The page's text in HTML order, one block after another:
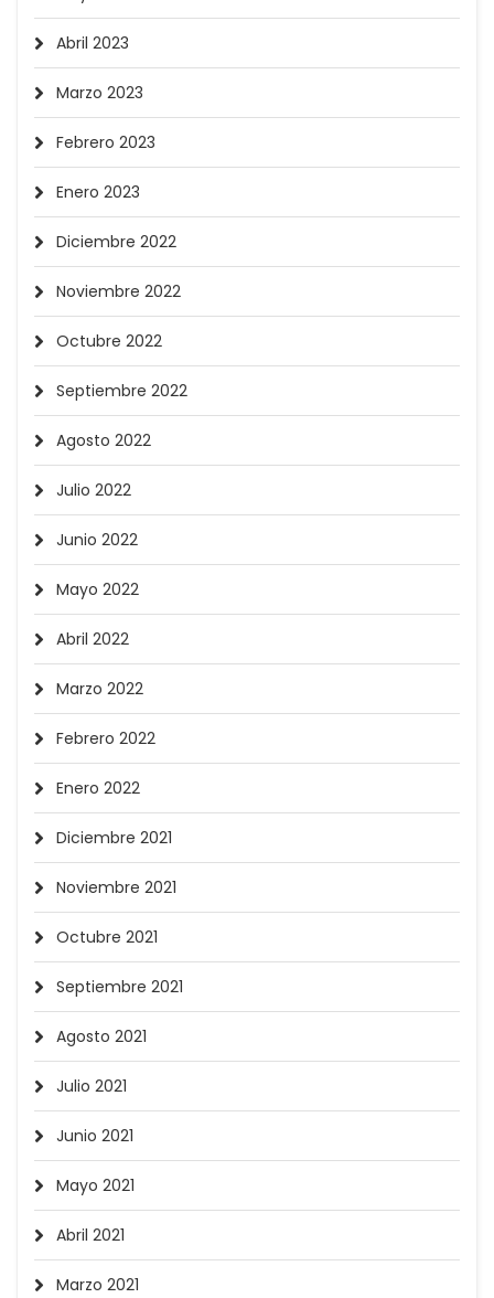
Abril 2023
Marzo 2023
Febrero 2023
Enero 2023
Diciembre 2022
Noviembre 2022
Octubre 2022
Septiembre 2022
Agosto 2022
Julio 2022
Junio 2022
Mayo 2022
Abril 2022
Marzo 2022
Febrero 2022
Enero 2022
Diciembre 2021
Noviembre 2021
Octubre 2021
Septiembre 2021
Agosto 2021
Julio 2021
Junio 2021
Mayo 2021
Abril 2021
Marzo 2021